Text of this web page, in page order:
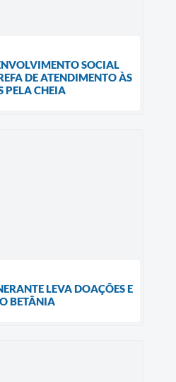
SOCIAL
DE ATENDIMENTO ÀS
PELA CHEIA
LEVA DOAÇÕES E
BETÂNIA